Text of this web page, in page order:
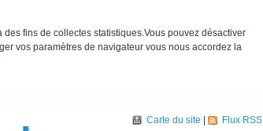
fins de collectes statistiques.Vous pouvez désactiver
vos paramètres de navigateur vous nous accordez la
Carte du site Flux RSS